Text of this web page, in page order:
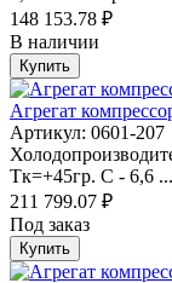
148 153.78 ₽
В наличии
Купить
Агрегат
Артикул: 0601-207
Тк=+45гр. С - 6,6 ...
211 799.07 ₽
Под заказ
Купить